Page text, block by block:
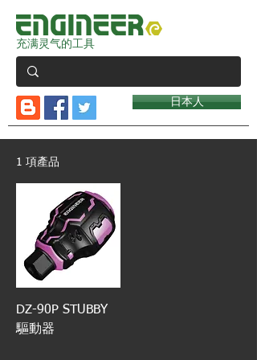
充满灵气的工具
日本人
1 項產品
DZ-90P STUBBY
驅動器